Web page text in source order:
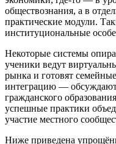
обществознания, а в
практические модули.
институциональные
Некоторые системы
ученики ведут
рынка и готовят
интеграцию —
гражданского
успешные практики
участие местного
Ниже приведена